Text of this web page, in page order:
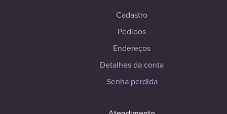
Cadastro
Pedidos
Endereços
Detalhes da conta
Senha perdida